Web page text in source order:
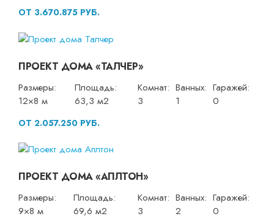
ОТ 3.670.875 РУБ.
ПРОЕКТ ДОМА «ТАЛЧЕР»
Размеры:
12×8 м
Площадь:
63,3 м2
Комнат:
3
Ванных:
1
Гаражей:
0
ОТ 2.057.250 РУБ.
ПРОЕКТ ДОМА «АПЛТОН»
Размеры:
9×8 м
Площадь:
69,6 м2
Комнат:
3
Ванных:
2
Гаражей:
0